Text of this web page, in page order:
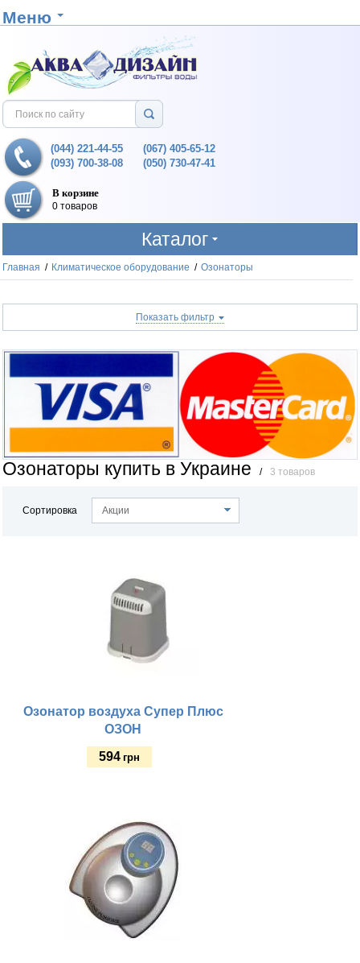
Меню
(044) 221-44-55
(093) 700-38-08
(067) 405-65-12
(050) 730-47-41
В корзине
0 товаров
Каталог
Главная / Климатическое оборудование / Озонаторы
Показать фильтр
Озонаторы купить в Украине / 3 товаров
Сортировка Акции
Озонатор воздуха Супер Плюс
ОЗОН
594 грн